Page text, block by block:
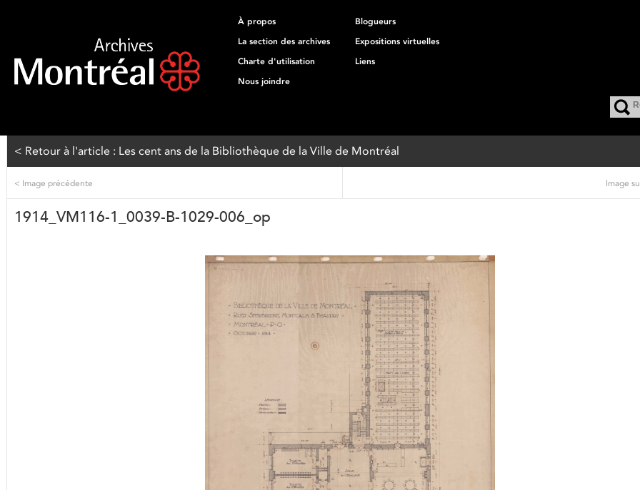
À propos
Blogueurs
La section des archives
Expositions virtuelles
Charte d'utilisation
Liens
Nous joindre
< Retour à l'article : Les cent ans de la Bibliothèque de la Ville de Montréal
< Image précédente Image
1914_VM116-1_0039-B-1029-006_op